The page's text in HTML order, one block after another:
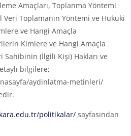
Amaçları, Toplanma Yöntemi
Toplamanın Yöntemi ve Hukuki
ve Hangi Amaçla
Kimlere ve Hangi Amaçla
Sahibinin (İlgili Kişi) Hakları ve
bilgilere;
aydinlatma-metinleri/
politikalar/sayfasından